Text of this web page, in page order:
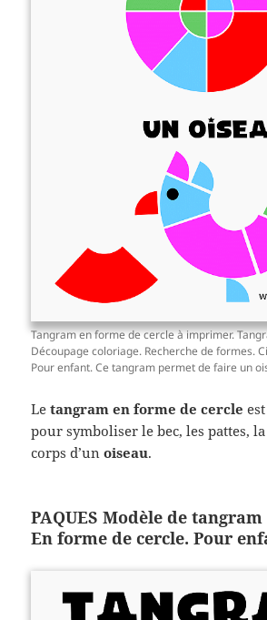
Tangram en forme de cercle à imprimer.
Découpage coloriage. Recherche de formes.
Pour enfant. Ce tangram permet de faire un
Letangram en forme de cercle
pour symboliser le bec, les pattes,
corps d’unoiseau.
PAQUES Modèle de
En forme de cercle. Pour